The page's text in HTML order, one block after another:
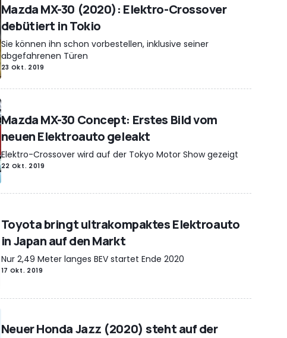
Mazda MX-30 (2020): Elektro-Crossover
debütiert in Tokio
Sie können ihn schon vorbestellen, inklusive seiner
abgefahrenen Türen
23 Okt. 2019
Mazda MX-30 Concept: Erstes Bild vom
neuen Elektroauto geleakt
Elektro-Crossover wird auf der Tokyo Motor Show gezeigt
22 Okt. 2019
Toyota bringt ultrakompaktes Elektroauto
in Japan auf den Markt
Nur 2,49 Meter langes BEV startet Ende 2020
17 Okt. 2019
Neuer Honda Jazz (2020) steht auf der